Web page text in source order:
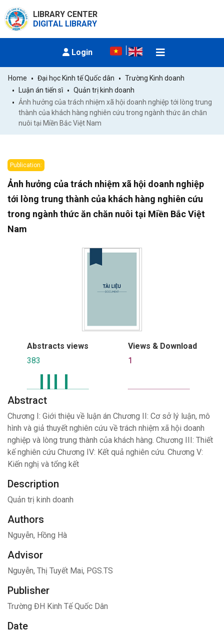
LIBRARY CENTER
DIGITAL LIBRARY
Login
Home Đại học Kinh tế Quốc dân
Trường Kinh doanh
Luận án tiến sĩ
Quản trị kinh doanh
Ảnh hưởng của trách nhiệm xã hội doanh nghiệp tới lòng trung
thành của khách hàng nghiên cứu trong ngành thức ăn chăn
nuôi tại Miền Bắc Việt Nam
Publication:
Ảnh hưởng của trách nhiệm xã hội doanh nghiệp
tới lòng trung thành của khách hàng nghiên cứu
trong ngành thức ăn chăn nuôi tại Miền Bắc Việt
Nam
Abstracts views
383
Views & Download
1
Abstract
Chương I: Giới thiệu về luận án Chương II: Cơ sở lý luận, mô
hình và giả thuyết nghiên cứu về trách nhiệm xã hội doanh
nghiệp và lòng trung thành của khách hàng. Chương III: Thiết
kế nghiên cứu Chương IV: Kết quả nghiên cứu. Chương V:
Kiến nghị và tổng kết
Description
Quản trị kinh doanh
Authors
Nguyễn, Hồng Hà
Advisor
Nguyễn, Thị Tuyết Mai, PGS.TS
Publisher
Trường ĐH Kinh Tế Quốc Dân
Date